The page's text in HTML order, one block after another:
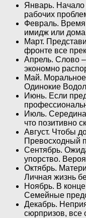
Январь. Начало
рабочих
Февраль. Время
имидж или дома
Март.
фронте все
Апрель. Слово
экономно
Май.
Одинокие
Июнь. Если
Июль. Середина
что позитивно
Август. Чтобы
Превосходный
Сентябрь.
упорство.
Октябрь.
Личная жизнь
Ноябрь. В
Семейные
Декабрь.
сюрпризов, все